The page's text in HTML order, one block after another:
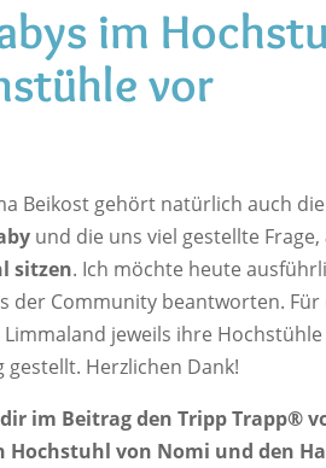
im
vor
Beikost gehört natürlich auch
und die uns viel gestellte Frage,
sitzen. Ich möchte heute
der Community beantworten.
jeweils ihre
gestellt. Herzlichen Dank!
im Beitrag den Tripp Trapp®
Hochstuhl von Nomi und den